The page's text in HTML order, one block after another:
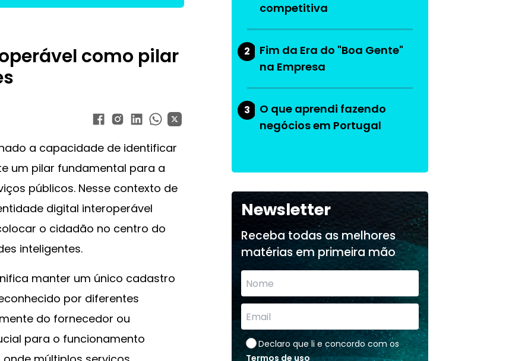
como pilar
a capacidade de identificar
um pilar fundamental para a
públicos. Nesse contexto de
digital interoperável
o cidadão no centro do
inteligentes.
manter um único cadastro
por diferentes
do fornecedor ou
para o funcionamento
competitiva
2
Fim da Era do "Boa Gente"
na Empresa
3
O que aprendi fazendo
negócios em Portugal
Newsletter
Receba todas as melhores
matérias em primeira mão
Declaro que li e concordo com os
Termos de uso